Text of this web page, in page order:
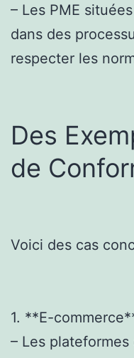
– Les PME
dans des
respecter les
Des
de
Voici des cas
1. **E-
– Les